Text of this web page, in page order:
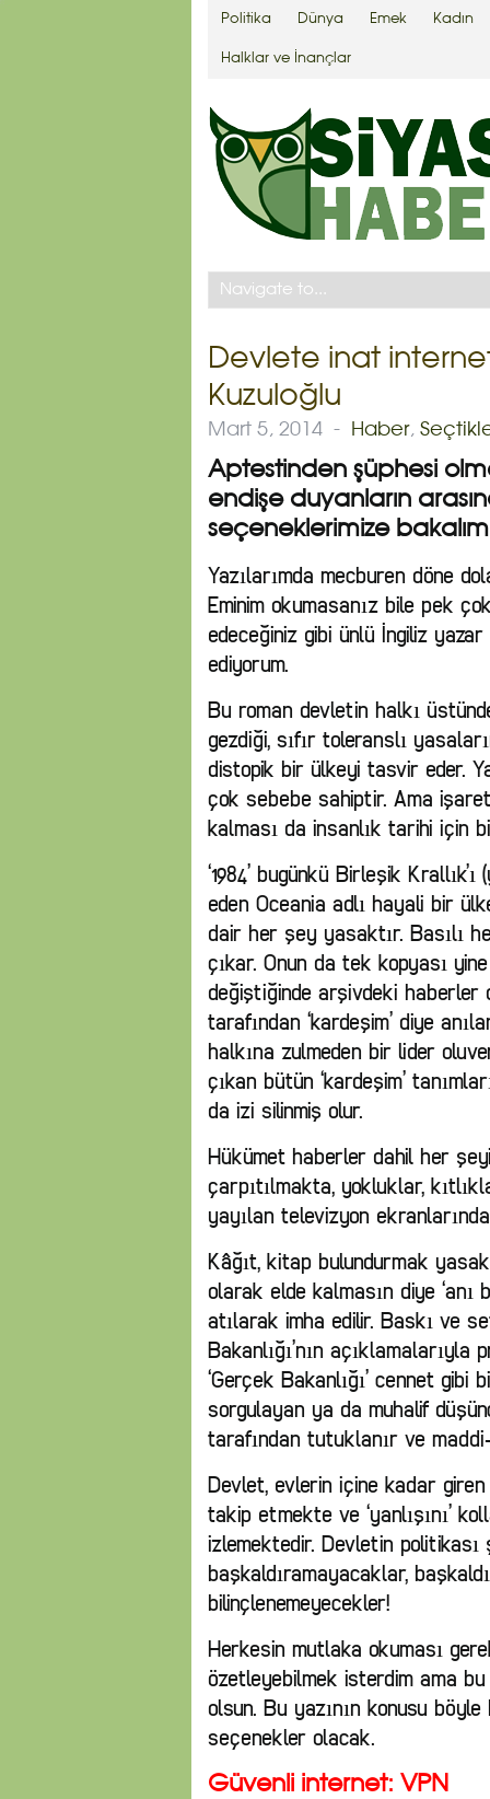
Politika Dünya Emek Kadın
Halklar ve İnançlar
Devlete inat
Kuzuloğlu
Mart 5, 2014 - Haber,
Aptestinden şüphesi
endişe duyanların
seçeneklerimize
Yazılarımda mecburen döne
Eminim okumasanız bile pek
edeceğiniz gibi ünlü İngiliz yazar
ediyorum.
Bu roman devletin halkı
gezdiği, sıfır toleranslı
distopik bir ülkeyi tasvir eder.
çok sebebe sahiptir. Ama
kalması da insanlık tarihi için
‘1984’ bugünkü Birleşik
eden Oceania adlı hayali bir
dair her şey yasaktır. Basılı
çıkar. Onun da tek kopyası
değiştiğinde arşivdeki haberler
tarafından ‘kardeşim’ diye
halkına zulmeden bir lider
çıkan bütün ‘kardeşim’
da izi silinmiş olur.
Hükümet haberler dahil her
çarpıtılmakta, yokluklar,
yayılan televizyon
Kâğıt, kitap bulundurmak
olarak elde kalmasın diye ‘anı
atılarak imha edilir. Baskı ve
Bakanlığı’nın
‘Gerçek Bakanlığı’ cennet
sorgulayan ya da muhalif
tarafından tutuklanır ve
Devlet, evlerin içine kadar
takip etmekte ve ‘yanlışını’
izlemektedir. Devletin
başkaldıramayacaklar,
bilinçlenemeyecekler!
Herkesin mutlaka okuması
özetleyebilmek isterdim ama
olsun. Bu yazının konusu
seçenekler olacak.
Güvenli internet: VPN